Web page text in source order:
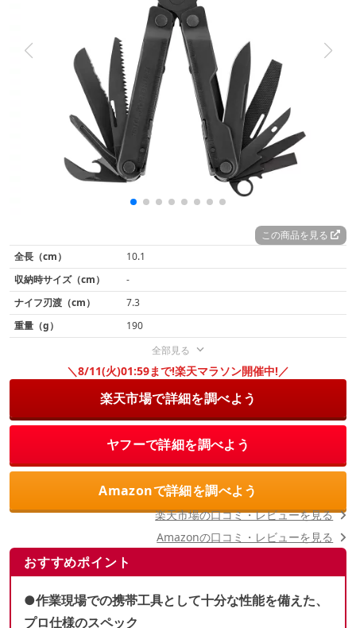
この商品を見る
全長（cm）
10.1
収納時サイズ（cm）
-
ナイフ刃渡（cm）
7.3
重量（g）
190
全部見る
＼8/11(火)01:59まで!楽天マラソン開催中!／
楽天市場で詳細を調べよう
ヤフーで詳細を調べよう
Amazonで詳細を調べよう
おすすめポイント
●作業現場での携帯工具として十分な性能を備えた、
プロ仕様のスペック
楽天市場の口コミ・レビューを見る
Amazonの口コミ・レビューを見る